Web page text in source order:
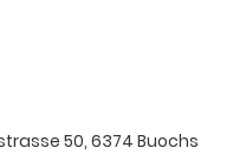
50, 6374 Buochs